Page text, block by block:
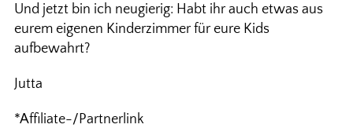
Und jetzt bin ich neugierig: Habt ihr auch etwas aus
eurem eigenen Kinderzimmer für eure Kids
aufbewahrt?
Jutta
*Affiliate-/Partnerlink